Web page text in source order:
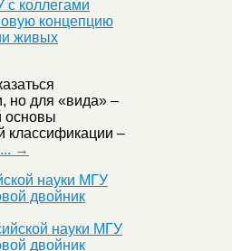
но для «вида» –
основы
классификации –
... →
науки МГУ
двойник